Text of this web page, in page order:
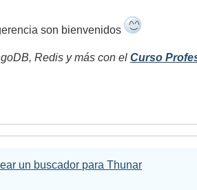
son bienvenidos
Redis y más con el Curso
un buscador para Thunar